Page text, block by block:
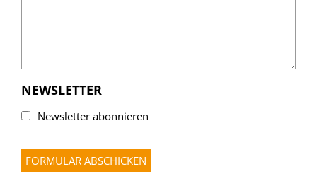
NEWSLETTER
Newsletter abonnieren